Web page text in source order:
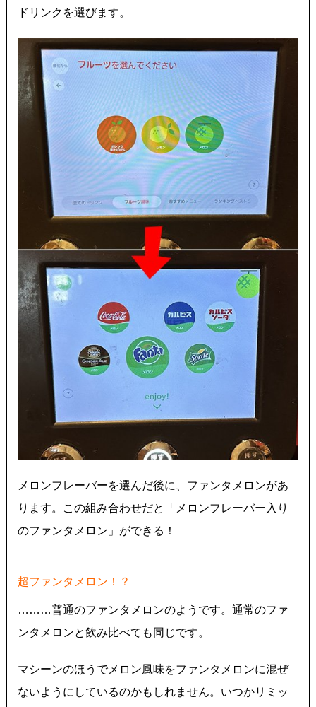
ドリンクを選びます。
メロンフレーバーを選んだ後に、ファンタメロンがあ
ります。この組み合わせだと「メロンフレーバー入り
のファンタメロン」ができる！
超ファンタメロン！？
………普通のファンタメロンのようです。通常のファ
ンタメロンと飲み比べても同じです。
マシーンのほうでメロン風味をファンタメロンに混ぜ
ないようにしているのかもしれません。いつかリミッ